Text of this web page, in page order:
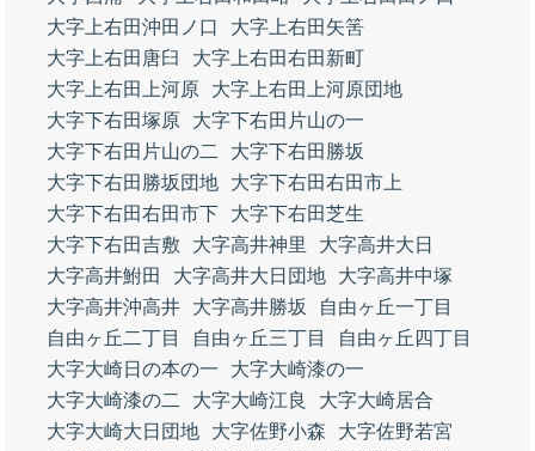
大字上右田沖田ノ口
大字上右田矢筈
大字上右田唐臼
大字上右田右田新町
大字上右田上河原
大字上右田上河原団地
大字下右田塚原
大字下右田片山の一
大字下右田片山の二
大字下右田勝坂
大字下右田勝坂団地
大字下右田右田市上
大字下右田右田市下
大字下右田芝生
大字下右田吉敷
大字高井神里
大字高井大日
大字高井鮒田
大字高井大日団地
大字高井中塚
大字高井沖高井
大字高井勝坂
自由ヶ丘一丁目
自由ヶ丘二丁目
自由ヶ丘三丁目
自由ヶ丘四丁目
大字大崎日の本の一
大字大崎漆の一
大字大崎漆の二
大字大崎江良
大字大崎居合
大字大崎大日団地
大字佐野小森
大字佐野若宮